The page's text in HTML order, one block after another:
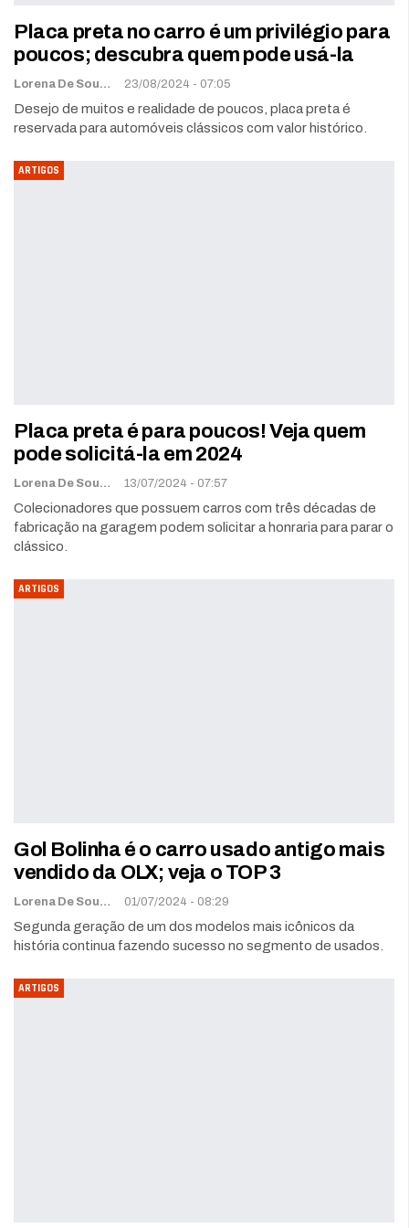
Placa preta no carro é um privilégio para
poucos; descubra quem pode usá-la
Lorena De Sousa 23/08/2024 - 07:05
Desejo de muitos e realidade de poucos, placa preta é
reservada para automóveis clássicos com valor histórico.
ARTIGOS
Placa preta é para poucos! Veja quem
pode solicitá-la em 2024
Lorena De Sousa 13/07/2024 - 07:57
Colecionadores que possuem carros com três décadas de
fabricação na garagem podem solicitar a honraria para parar o
clássico.
ARTIGOS
Gol Bolinha é o carro usado antigo mais
vendido da OLX; veja o TOP 3
Lorena De Sousa 01/07/2024 - 08:29
Segunda geração de um dos modelos mais icônicos da
história continua fazendo sucesso no segmento de usados.
ARTIGOS